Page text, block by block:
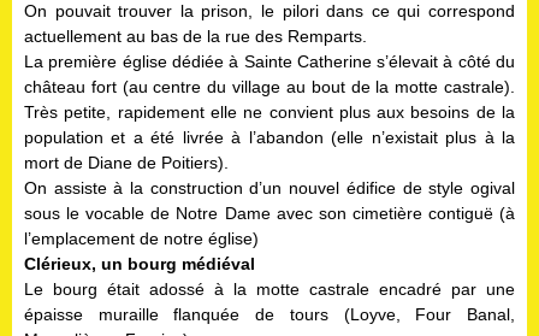
On pouvait trouver la prison, le pilori dans ce qui correspond
actuellement au bas de la rue des Remparts.
La première église dédiée à Sainte Catherine s’élevait à côté du
château fort (au centre du village au bout de la motte castrale).
Très petite, rapidement elle ne convient plus aux besoins de la
population et a été livrée à l’abandon (elle n’existait plus à la
mort de Diane de Poitiers).
On assiste à la construction d’un nouvel édifice de style ogival
sous le vocable de Notre Dame avec son cimetière contiguë (à
l’emplacement de notre église)
Clérieux, un bourg médiéval
Le bourg était adossé à la motte castrale encadré par une
épaisse muraille flanquée de tours (Loyve, Four Banal,